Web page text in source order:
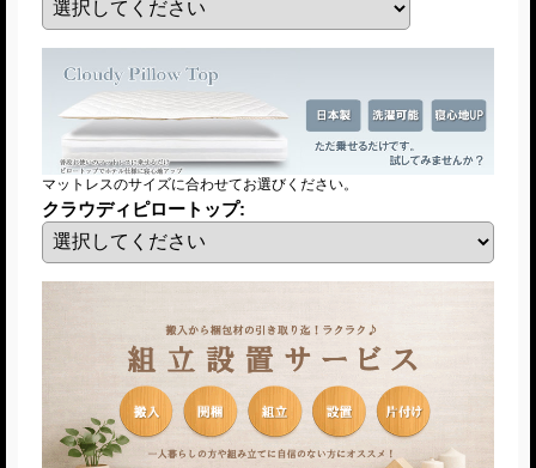
マットレスのサイズに合わせてお選びください。
クラウディピロートップ: